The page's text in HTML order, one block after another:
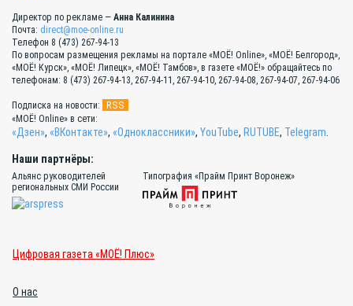
Директор по рекламе — Анна Калинина
Почта: direct@moe-online.ru
Телефон 8 (473) 267-94-13
По вопросам размещения рекламы на портале «МОЁ! Online», «МОЁ! Белгород»,
«МОЁ! Курск», «МОЁ! Липецк», «МОЁ! Тамбов», в газете «МОЁ!» обращайтесь по
телефонам: 8 (473) 267-94-13, 267-94-11, 267-94-10, 267-94-08, 267-94-07, 267-94-06
Подписка на новости: RSS
«МОЁ! Online» в сети:
«Дзен», «ВКонтакте», «Одноклассники», YouTube, RUTUBE, Telegram.
Наши партнёры:
Альянс руководителей
региональных СМИ России
Типография «Прайм Принт Воронеж»
Цифровая газета «МОЁ! Плюс»
О нас